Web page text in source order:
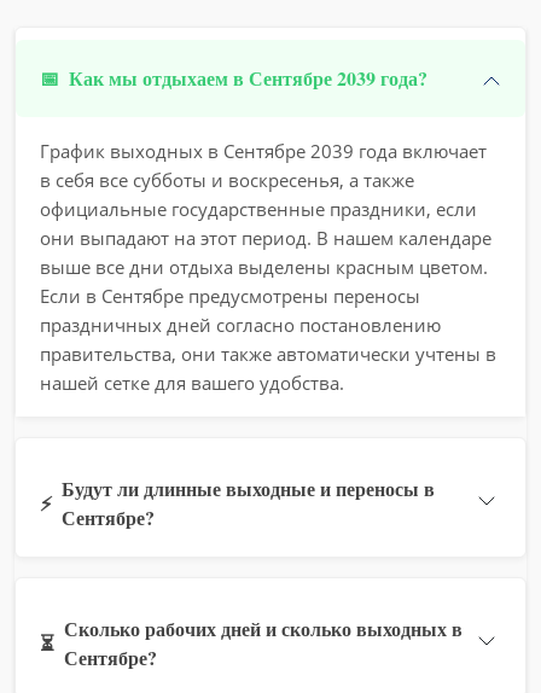
📅 Как мы отдыхаем в Сентябре 2039 года?
График выходных в Сентябре 2039 года включает
в себя все субботы и воскресенья, а также
официальные государственные праздники, если
они выпадают на этот период. В нашем календаре
выше все дни отдыха выделены красным цветом.
Если в Сентябре предусмотрены переносы
праздничных дней согласно постановлению
правительства, они также автоматически учтены в
нашей сетке для вашего удобства.
⚡
Будут ли длинные выходные и переносы в
Сентябре?
⏳
Сколько рабочих дней и сколько выходных в
Сентябре?